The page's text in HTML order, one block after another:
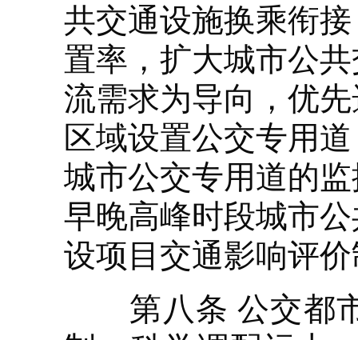
共交通设施换乘衔
置率，扩大城市公
流需求为导向，优
区域设置公交专用
城市公交专用道的
早晚高峰时段城市
设项目交通影响评
第八条 公交都市